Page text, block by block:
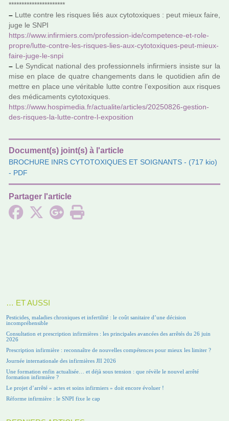
**********************
– Lutte contre les ris­ques liés aux cyto­toxi­ques : peut mieux faire,
juge le SNPI
https://www.infir­miers.com/pro­fes­sion-ide/com­pe­tence-et-role-
propre/lutte-contre-les-ris­ques-lies-aux-cyto­toxi­ques-peut-mieux-
faire-juge-le-snpi
– Le Syndicat natio­nal des pro­fes­sion­nels infir­miers insiste sur la
mise en place de quatre chan­ge­ments dans le quo­ti­dien afin de
mettre en place une véri­ta­ble lutte contre l’expo­si­tion aux ris­ques
des médi­ca­ments cyto­toxi­ques.
https://www.hos­pi­me­dia.fr/actua­lite/arti­cles/20250826-ges­tion-
des-ris­ques-la-lutte-contre-l-expo­si­tion
Document(s) joint(s) à l'article
BROCHURE INRS CYTOTOXIQUES ET SOIGNANTS - (717 kio)
- PDF
Partager l'article
… ET AUSSI
Pesticides, maladies chroniques et infertilité : le coût sanitaire d’une décision
incompréhensible
Consultation et prescription infirmières : les principales avancées des arrêtés du 26 juin
2026
Prescription infirmière : reconnaître de nouvelles compétences pour mieux les limiter ?
Journée internationale des infirmières JII 2026
Une formation enfin actualisée… et déjà sous tension : que révèle le nouvel arrêté
formation infirmière ?
Le projet d’arrêté « actes et soins infirmiers » doit encore évoluer !
Réforme infirmière : le SNPI fixe le cap